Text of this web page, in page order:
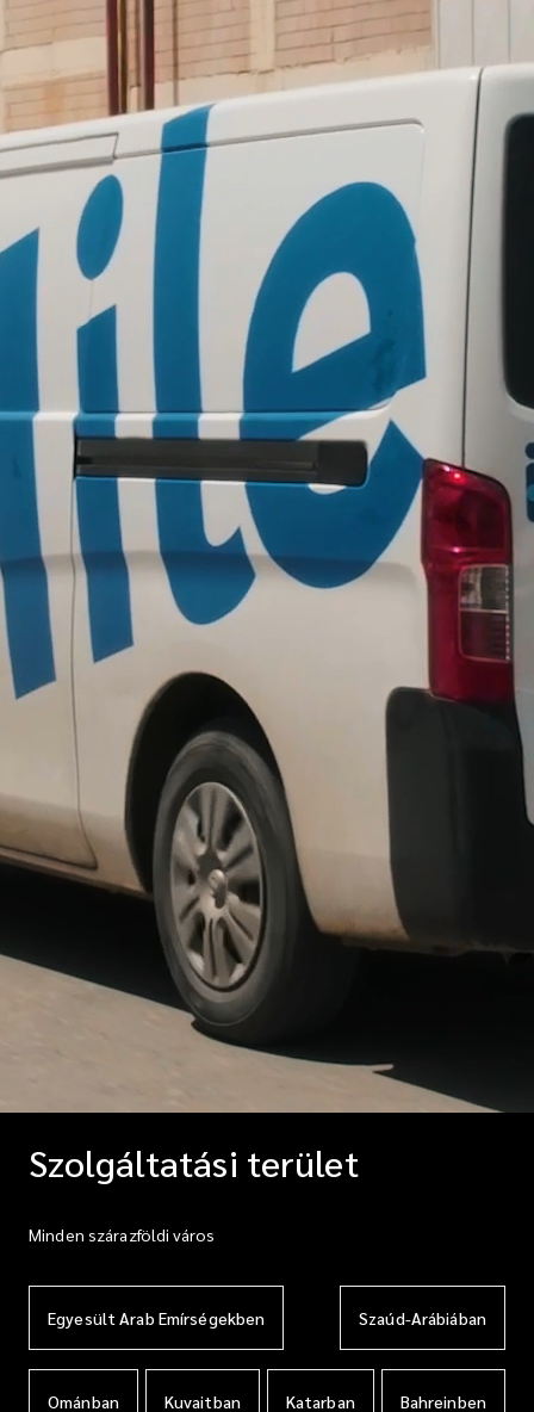
Szolgáltatási terület
Minden szárazföldi város
Egyesült Arab Emírségekben Szaúd-Arábiában
Ománban Kuvaitban Katarban Bahreinben